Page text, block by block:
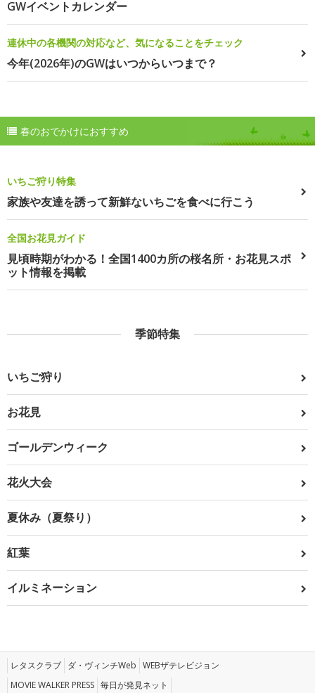
GWイベントカレンダー
連休中の各機関の対応など、気になることをチェック
今年(2026年)のGWはいつからいつまで？
春のおでかけにおすすめ
いちご狩り特集
家族や友達を誘って新鮮ないちごを食べに行こう
全国お花見ガイド
見頃時期がわかる！全国1400カ所の桜名所・お花見スポ
ット情報を掲載
季節特集
いちご狩り
お花見
ゴールデンウィーク
花火大会
夏休み（夏祭り）
紅葉
イルミネーション
レタスクラブ ダ・ヴィンチWeb WEBザテレビジョン
MOVIE WALKER PRESS 毎日が発見ネット